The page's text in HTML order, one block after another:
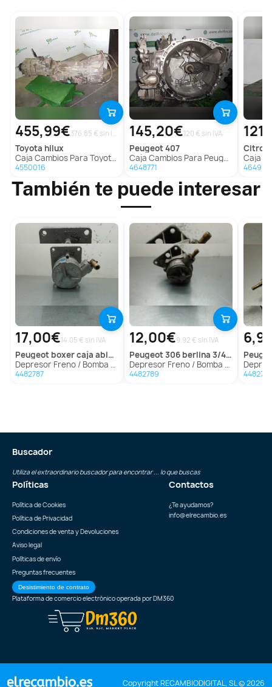
455,99€ 376.85 € sin IVA
toyota hilux
Caja Cambios Para Toyota Hilux
4550016
145,20€120 € sin IVA
peugeot407
Caja Cambios Para Peugeot 407
4648771
Caja
También te puede interesar
17,00€14.05 € sin IVA
peugeot boxer caja abierta (rs2850)(330)('02->)
Depresor Freno / Bomba Vacio para Peugeot Boxer Caja Abierta (Rs2850)(330)('02->)
4482787
12,00€9.92 € sin IVA
peugeot306 berlina 3/4/5 puertas (s2)
Depresor Freno / Bomba Vacio para Peugeot 306 Berlina 3/4/5 Puertas (S2)
4482789
Depresor
4482797
Buscador
Utiliza el extraordinario buscador para encontrar ... lo que buscas
Políticas
Política de Cookies
Política de Privacidad
Condiciones de venta y Devoluciones
Aviso legal
Políticas de envío
Preguntas frecuentes
Desistimiento de contrato
Contactos
¿Te ayudamos?
info@elrecambio.es
Plataforma de comercio electrónico operada porDM360
Copyright RECAMBIODIGITAL, SL © 2026